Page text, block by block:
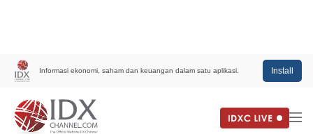
Informasi ekonomi, saham dan keuangan dalam satu aplikasi. Install